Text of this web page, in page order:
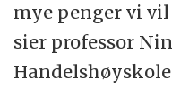
mye penger vi
sier professor